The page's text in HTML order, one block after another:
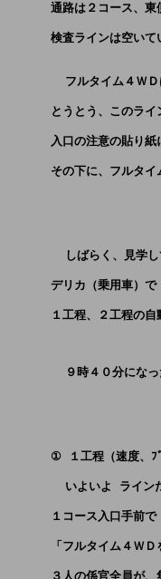
通路は２コース、東
検査ラインは空いて
フルタイム４ＷＤ
とうとう、このライ
入口の注意の貼り紙
その下に、フルタイ
しばらく、見学し
デリカ（乗用車）で
１工程、２工程の自
９時４０分になっ
① １工程（速度、ﾌﾞ
いよいよ ライン
１コース入口手前で
「フルタイム４ＷＤ
３人の係官全員が、